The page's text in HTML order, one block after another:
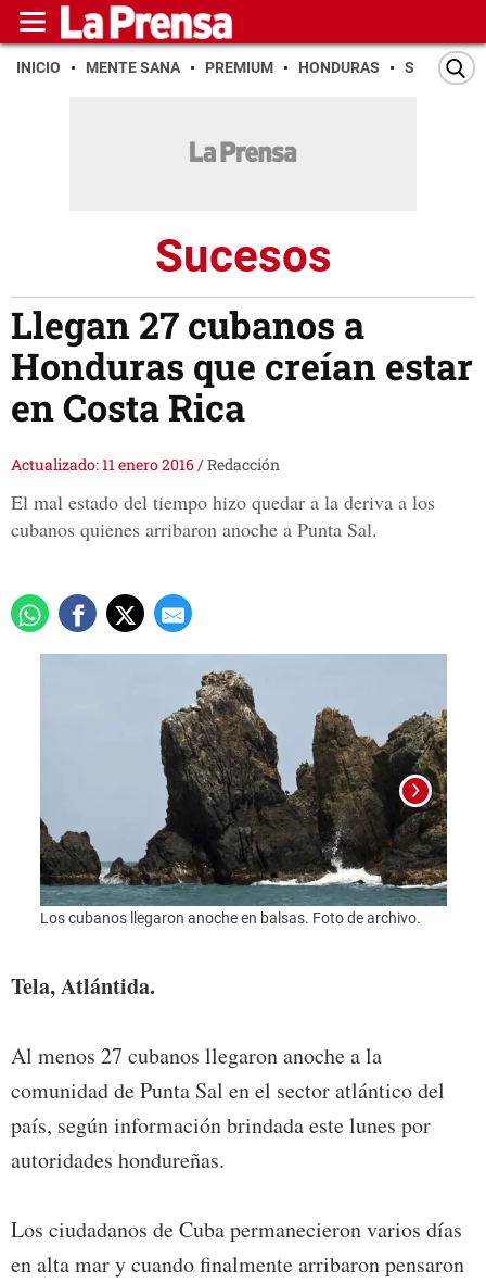
INICIO MENTE SANA PREMIUM HONDURAS SAN PEDRO
Sucesos
Llegan 27 cubanos a
Honduras que creían estar
en Costa Rica
Actualizado: 11 enero 2016/Redacción
El mal estado del tiempo hizo quedar a la deriva a los
cubanos quienes arribaron anoche a Punta Sal.
Los cubanos llegaron anoche en balsas. Foto de archivo.
Tela, Atlántida.
Al menos 27 cubanos llegaron anoche a la
comunidad de Punta Sal en el sector atlántico del
país, según información brindada este lunes por
autoridades hondureñas.
Los ciudadanos de Cuba permanecieron varios días
en alta mar y cuando finalmente arribaron pensaron